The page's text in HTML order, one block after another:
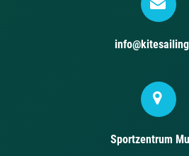
Sportzentrum